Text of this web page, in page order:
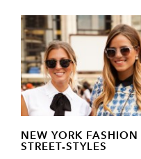
NEW YORK
STREET-STYLES